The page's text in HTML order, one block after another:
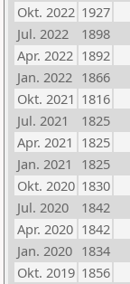
Okt. 2022 1927
Jul. 2022
1898
Apr. 2022 1892
Jan. 2022 1866
Okt. 2021 1816
Jul. 2021
1825
Apr. 2021 1825
Jan. 2021
1825
Okt. 2020 1830
Jul. 2020
1842
Apr. 2020 1842
Jan. 2020 1834
Okt. 2019 1856